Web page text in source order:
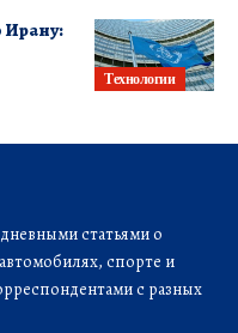
Технологии
Ирану:
статьями о
спорте и
с разных